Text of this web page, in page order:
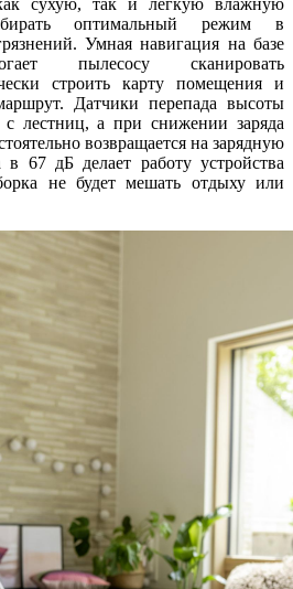
сухую, так и лёгкую влажную
оптимальный режим в
Умная навигация на базе
пылесосу сканировать
строить карту помещения и
Датчики перепада высоты
с лестниц, а при снижении заряда
возвращается на зарядную
67 дБ делает работу устройства
не будет мешать отдыху или